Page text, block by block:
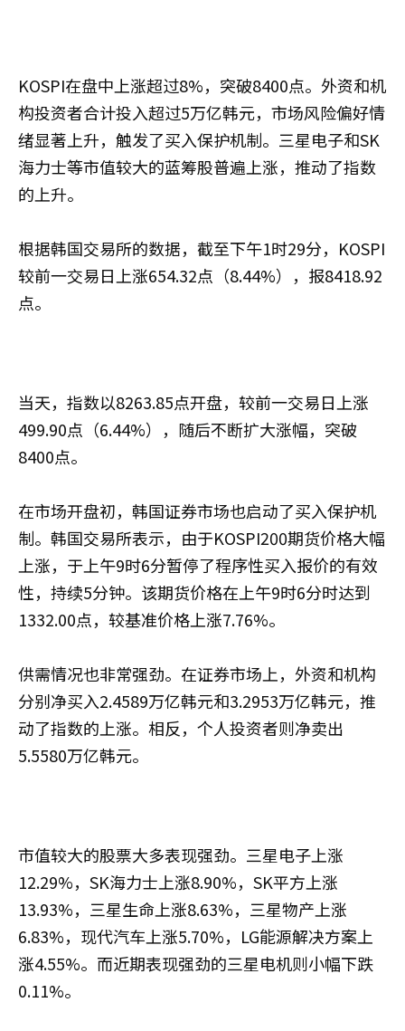
KOSPI在盘中上涨超过8%，突破8400点。外资和机
构投资者合计投入超过5万亿韩元，市场风险偏好情
绪显著上升，触发了买入保护机制。三星电子和SK
海力士等市值较大的蓝筹股普遍上涨，推动了指数
的上升。
根据韩国交易所的数据，截至下午1时29分，KOSPI
较前一交易日上涨654.32点（8.44%），报8418.92
点。
当天，指数以8263.85点开盘，较前一交易日上涨
499.90点（6.44%），随后不断扩大涨幅，突破
8400点。
在市场开盘初，韩国证券市场也启动了买入保护机
制。韩国交易所表示，由于KOSPI200期货价格大幅
上涨，于上午9时6分暂停了程序性买入报价的有效
性，持续5分钟。该期货价格在上午9时6分时达到
1332.00点，较基准价格上涨7.76%。
供需情况也非常强劲。在证券市场上，外资和机构
分别净买入2.4589万亿韩元和3.2953万亿韩元，推
动了指数的上涨。相反，个人投资者则净卖出
5.5580万亿韩元。
市值较大的股票大多表现强劲。三星电子上涨
12.29%，SK海力士上涨8.90%，SK平方上涨
13.93%，三星生命上涨8.63%，三星物产上涨
6.83%，现代汽车上涨5.70%，LG能源解决方案上
涨4.55%。而近期表现强劲的三星电机则小幅下跌
0.11%。